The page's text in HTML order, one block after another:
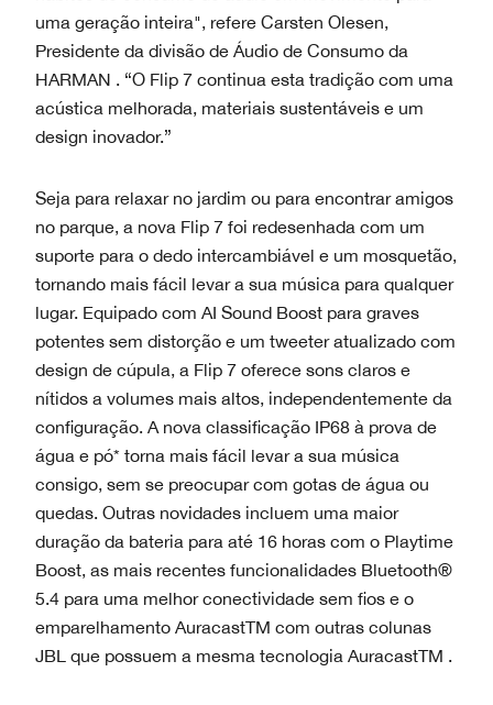
uma geração inteira", refere Carsten Olesen,
Presidente da divisão de Áudio de Consumo da
HARMAN . “O Flip 7 continua esta tradição com uma
acústica melhorada, materiais sustentáveis ​​e um
design inovador.”
Seja para relaxar no jardim ou para encontrar amigos
no parque, a nova Flip 7 foi redesenhada com um
suporte para o dedo intercambiável e um mosquetão,
tornando mais fácil levar a sua música para qualquer
lugar. Equipado com AI Sound Boost para graves
potentes sem distorção e um tweeter atualizado com
design de cúpula, a Flip 7 oferece sons claros e
nítidos a volumes mais altos, independentemente da
configuração. A nova classificação IP68 à prova de
água e pó* torna mais fácil levar a sua música
consigo, sem se preocupar com gotas de água ou
quedas. Outras novidades incluem uma maior
duração da bateria para até 16 horas com o Playtime
Boost, as mais recentes funcionalidades Bluetooth®
5.4 para uma melhor conectividade sem fios e o
emparelhamento AuracastTM com outras colunas
JBL que possuem a mesma tecnologia AuracastTM .